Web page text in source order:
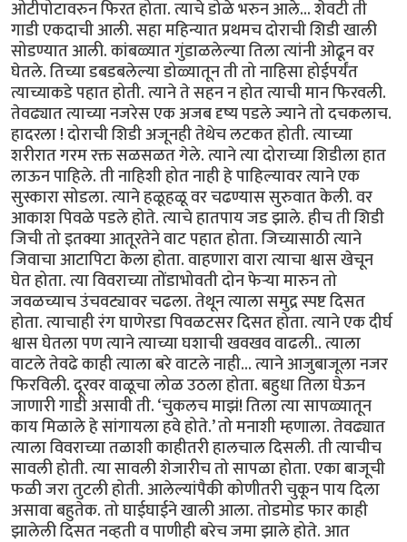
ओटीपोटावरुन फिरत होता. त्याचे डोळे भरुन आले... शेवटी ती
गाडी एकदाची आली. सहा महिन्यात प्रथमच दोराची शिडी खाली
सोडण्यात आली. कांबळ्यात गुंडाळलेल्या तिला त्यांनी ओढून वर
घेतले. तिच्या डबडबलेल्या डोळ्यातून ती तो नाहिसा होईपर्यंत
त्याच्याकडे पहात होती. त्याने ते सहन न होत त्याची मान फिरवली.
तेवढ्यात त्याच्या नजरेस एक अजब दृष्य पडले ज्याने तो दचकलाच.
हादरला ! दोराची शिडी अजूनही तेथेच लटकत होती. त्याच्या
शरीरात गरम रक्त सळसळत गेले. त्याने त्या दोराच्या शिडीला हात
लाऊन पाहिले. ती नाहिशी होत नाही हे पाहिल्यावर त्याने एक
सुस्कारा सोडला. त्याने हळूहळू वर चढण्यास सुरुवात केली. वर
आकाश पिवळे पडले होते. त्याचे हातपाय जड झाले. हीच ती शिडी
जिची तो इतक्या आतूरतेने वाट पहात होता. जिच्यासाठी त्याने
जिवाचा आटापिटा केला होता. वाहणारा वारा त्याचा श्वास खेचून
घेत होता. त्या विवराच्या तोंडाभोवती दोन फेर्‍या मारुन तो
जवळच्याच उंचवट्यावर चढला. तेथून त्याला समुद्र स्पष्ट दिसत
होता. त्याचाही रंग घाणेरडा पिवळटसर दिसत होता. त्याने एक दीर्घ
श्वास घेतला पण त्याने त्याच्या घशाची खवखव वाढली.. त्याला
वाटले तेवढे काही त्याला बरे वाटले नाही... त्याने आजुबाजूला नजर
फिरविली. दूरवर वाळूचा लोळ उठला होता. बहुधा तिला घेऊन
जाणारी गाडी असावी ती. ‘चुकलच माझं! तिला त्या सापळ्यातून
काय मिळाले हे सांगायला हवे होते.’ तो मनाशी म्हणाला. तेवढ्यात
त्याला विवराच्या तळाशी काहीतरी हालचाल दिसली. ती त्याचीच
सावली होती. त्या सावली शेजारीच तो सापळा होता. एका बाजूची
फळी जरा तुटली होती. आलेल्यांपैकी कोणीतरी चुकून पाय दिला
असावा बहुतेक. तो घाईघाईने खाली आला. तोडमोड फार काही
झालेली दिसत नव्हती व पाणीही बरेच जमा झाले होते. आत